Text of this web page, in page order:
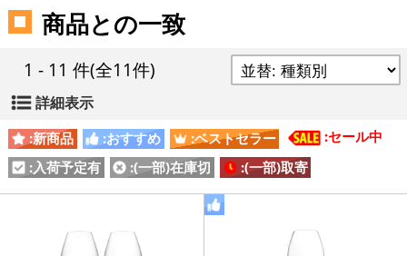
商品との一致
1 - 11 件(全11件)
詳細表示
:新商品 :おすすめ :ベストセラー
:セール中
:入荷予定有
:(一部)在庫切 :(一部)取寄